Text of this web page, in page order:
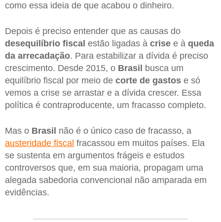
como essa ideia de que acabou o dinheiro.
Depois é preciso entender que as causas do
desequilíbrio fiscal estão ligadas à crise e à queda
da arrecadação. Para estabilizar a dívida é preciso
crescimento. Desde 2015, o Brasil busca um
equilíbrio fiscal por meio de corte de gastos e só
vemos a crise se arrastar e a dívida crescer. Essa
política é contraproducente, um fracasso completo.
Mas o Brasil não é o único caso de fracasso, a
austeridade fiscal fracassou em muitos países. Ela
se sustenta em argumentos frágeis e estudos
controversos que, em sua maioria, propagam uma
alegada sabedoria convencional não amparada em
evidências.